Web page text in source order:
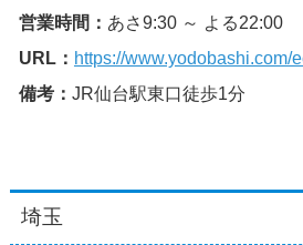
営業時間： あさ9:30 ～ よる22:00
URL： https://www.yodobashi.com/
備考： JR仙台駅東口徒歩1分
埼玉